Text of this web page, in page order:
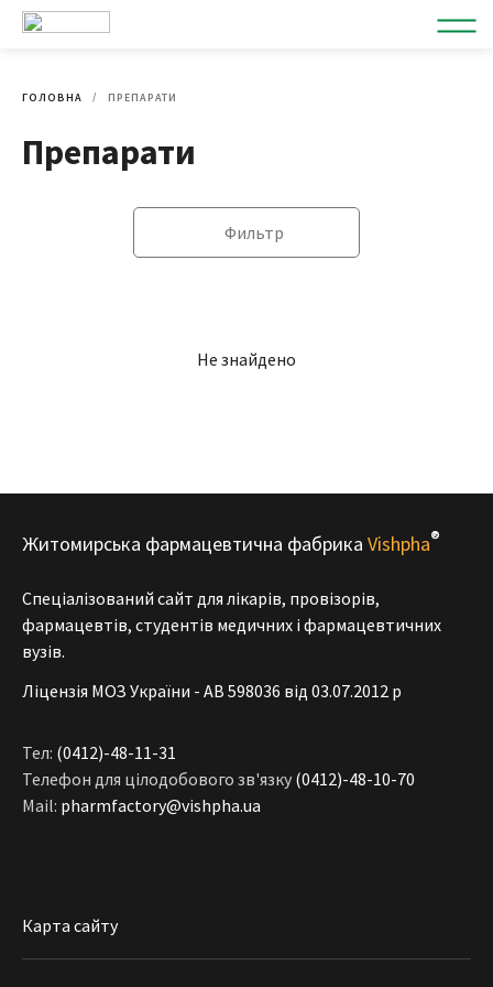
ГОЛОВНА ПРЕПАРАТИ
Препарати
Фильтр
Не знайдено
Житомирська фармацевтична фабрика Vishpha®
Спеціалізований сайт для лікарів, провізорів,
фармацевтів, студентів медичних і фармацевтичних
вузів.
Ліцензія МОЗ України - АВ 598036 від 03.07.2012 р
Тел: (0412)-48-11-31
Телефон для цілодобового зв'язку (0412)-48-10-70
Mail: pharmfactory@vishpha.ua
Карта сайту